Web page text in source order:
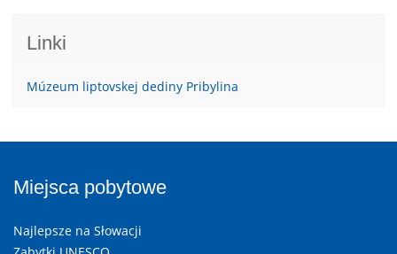
Linki
Múzeum liptovskej dediny Pribylina
Miejsca pobytowe
Najlepsze na Słowacji